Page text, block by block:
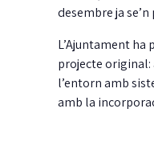
desembre ja
L’Ajuntament ha
projecte original:
l’entorn amb
amb la